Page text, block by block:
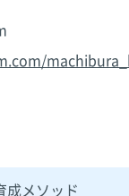
成メソッド